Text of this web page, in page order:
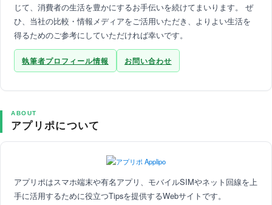
じて、消費者の生活を豊かにするお手伝いを続けてまいります。 ぜ
ひ、当社の比較・情報メディアをご活用いただき、よりよい生活を
得るためのご参考にしていただければ幸いです。
執筆者プロフィール情報 お問い合わせ
ABOUT
アプリポについて
アプリポはスマホ端末や有名アプリ、モバイルSIMやネット回線を上
手に活用するために役立つTipsを提供するWebサイトです。